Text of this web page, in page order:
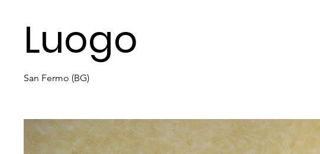
Luogo
San Fermo (BG)